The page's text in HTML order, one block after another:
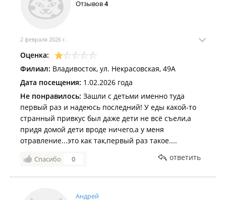
Отзывов4
2 февраля 2026 г.
Оценка:
Филиал: Владивосток, ул. Некрасовская, 49А
Дата посещения: 1.02.2026 года
Не понравилось: Зашли с детьми именно туда
первый раз и надеюсь последний! У еды какой-то
странный привкус был даже дети не всё съели,а
придя домой дети вроде ничего,а у меня
отравление...это как так,первый раз такое....
Спасибо 0 ответить
Андрей